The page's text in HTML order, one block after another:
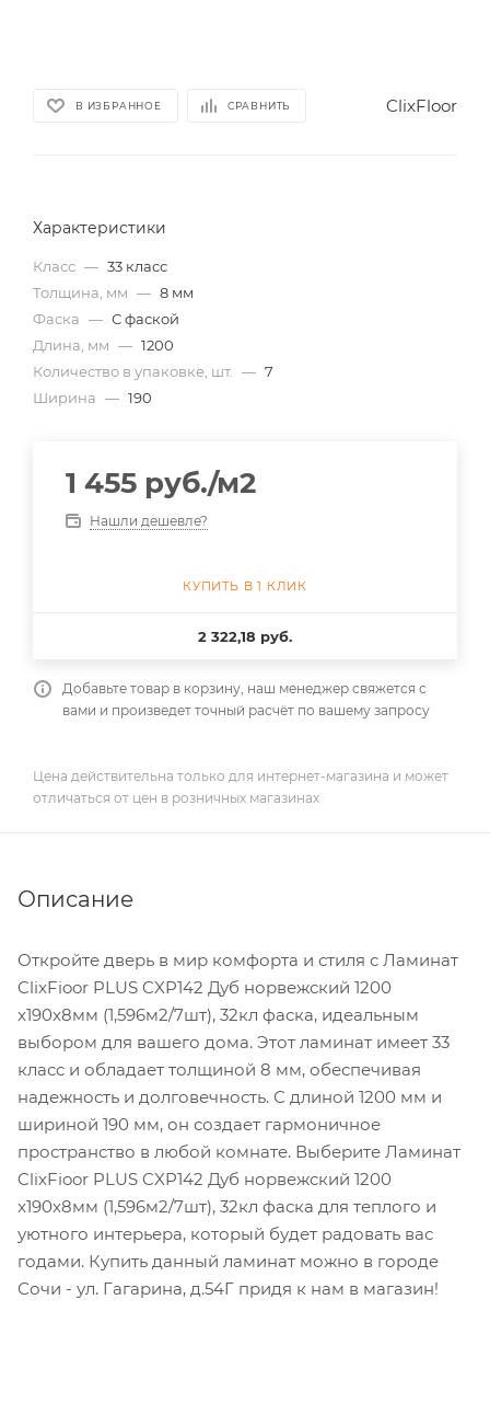
В ИЗБРАННОЕ СРАВНИТЬ ClixFloor
Характеристики
Класс — 33 класс
Толщина, мм — 8 мм
Фаска — С фаской
Длина, мм — 1200
Количество в упаковке, шт.
— 7
Ширина — 190
1 455 руб./м2
Нашли дешевле?
КУПИТЬ В 1 КЛИК
2 322,18 руб.
Добавьте товар в корзину, наш менеджер свяжется с
вами и произведет точный расчёт по вашему запросу
Цена действительна только для интернет-магазина и может
отличаться от цен в розничных магазинах
Описание
Откройте дверь в мир комфорта и стиля с Ламинат
ClixFioor PLUS CXP142 Дуб норвежский 1200
x190x8мм (1,596м2/7шт), 32кл фаска, идеальным
выбором для вашего дома. Этот ламинат имеет 33
класс и обладает толщиной 8 мм, обеспечивая
надежность и долговечность. С длиной 1200 мм и
шириной 190 мм, он создает гармоничное
пространство в любой комнате. Выберите Ламинат
ClixFioor PLUS CXP142 Дуб норвежский 1200
x190x8мм (1,596м2/7шт), 32кл фаска для теплого и
уютного интерьера, который будет радовать вас
годами. Купить данный ламинат можно в городе
Сочи - ул. Гагарина, д.54Г придя к нам в магазин!